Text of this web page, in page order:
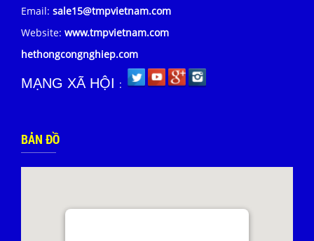
Email: sale15@tmpvietnam.com
Website: www.tmpvietnam.com
hethongcongnghiep.com
MẠNG XÃ HỘI :
BẢN ĐỒ